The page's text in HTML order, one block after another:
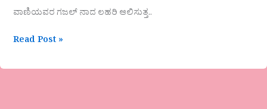
ವಾಣಿಯವರ ಗಜಲ್ ನಾದ ಲಹರಿ ಆಲಿಸುತ್ತ..
Read Post »